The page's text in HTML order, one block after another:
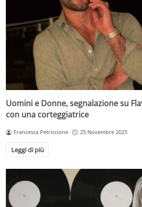
Uomini e Donne, segnalazione su
con una corteggiatrice
Francesca Petriccione 25 Novembre 2025
Leggi di più